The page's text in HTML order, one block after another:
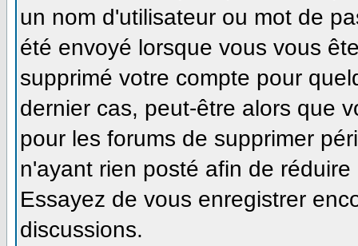
un nom d'utilisateur ou mot de
été envoyé lorsque vous vous
supprimé votre compte pour
dernier cas, peut-être alors que
pour les forums de supprimer
n'ayant rien posté afin de
Essayez de vous enregistrer
discussions.